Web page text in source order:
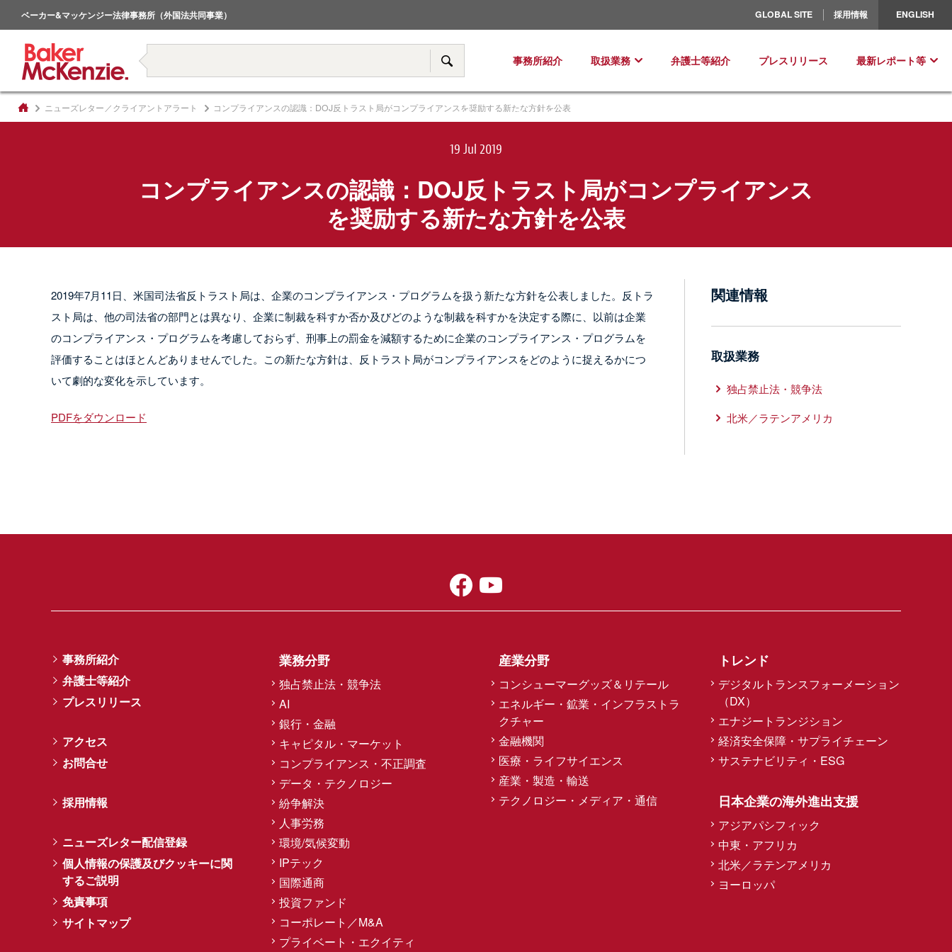
ベーカー&マッケンジー法律事務所（外国法共同事業） GLOBAL SITE 採用情報 ENGLISH
サイト内検索事務所紹介 取扱業務
ヨーロッパ
弁護士等紹介 プレスリリース 最新レポート等
著書
ニューズレター／クライアントアラート コンプライアンスの認識：DOJ反トラスト局がコンプライアンスを奨励する新たな方針を公表
19 Jul 2019
コンプライアンスの認識：DOJ反トラスト局がコンプライアンス
を奨励する新たな方針を公表
2019年7月11日、米国司法省反トラスト局は、企業のコンプライアンス・プログラムを扱う新たな方針を公表しました。反トラ
スト局は、他の司法省の部門とは異なり、企業に制裁を科すか否か及びどのような制裁を科すかを決定する際に、以前は企業
のコンプライアンス・プログラムを考慮しておらず、刑事上の罰金を減額するために企業のコンプライアンス・プログラムを
評価することはほとんどありませんでした。この新たな方針は、反トラスト局がコンプライアンスをどのように捉えるかにつ
いて劇的な変化を示しています。
PDFをダウンロード
関連情報
取扱業務
独占禁止法・競争法
北米／ラテンアメリカ
事務所紹介
弁護士等紹介
プレスリリース
アクセス
お問合せ
採用情報
ニューズレター配信登録
個人情報の保護及びクッキーに関
するご説明
免責事項
サイトマップ
業務分野
独占禁止法・競争法
AI
銀行・金融
キャピタル・マーケット
コンプライアンス・不正調査
データ・テクノロジー
紛争解決
人事労務
環境/気候変動
IPテック
国際通商
投資ファンド
コーポレート／M&A
プライベート・エクイティ
産業分野
コンシューマーグッズ＆リテール
エネルギー・鉱業・インフラストラ
クチャー
金融機関
医療・ライフサイエンス
産業・製造・輸送
テクノロジー・メディア・通信
トレンド
デジタルトランスフォーメーション
（DX）
エナジートランジション
経済安全保障・サプライチェーン
サステナビリティ・ESG
日本企業の海外進出支援
アジアパシフィック
中東・アフリカ
北米／ラテンアメリカ
ヨーロッパ